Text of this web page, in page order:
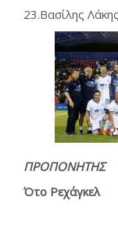
23.Βασίλης
ΠΡΟΠΟΝΗΤΗΣ
Ότο Ρεχάγκελ